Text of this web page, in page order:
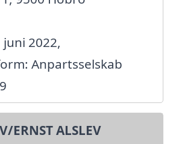
2022,
Anpartsselskab
ERNST ALSLEV